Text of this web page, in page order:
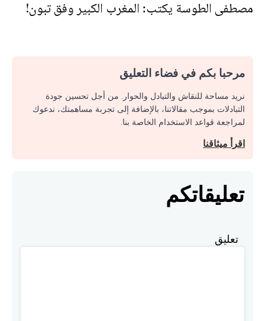
مصطفى الطوسة يكتب: المغرب الكبير وفق تبون!
مرحبا بكم في فضاء التعليق
نريد مساحة للنقاش والتبادل والحوار. من أجل تحسين جودة
التبادلات بموجب مقالاتنا، بالإضافة إلى تجربة مساهمتك، ندعوك
لمراجعة قواعد الاستخدام الخاصة بنا.
اقرأ ميثاقنا
تعليقاتكم
تعليق